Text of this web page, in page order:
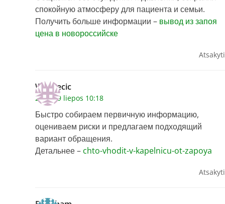
спокойную атмосферу для пациента и семьи.
Получить больше информации – вывод из запоя
цена в новороссийске
Atsakyti
Waynecic
2026 29 liepos 10:18
Быстро собираем первичную информацию,
оцениваем риски и предлагаем подходящий
вариант обращения.
Детальнее – chto-vhodit-v-kapelnicu-ot-zapoya
Atsakyti